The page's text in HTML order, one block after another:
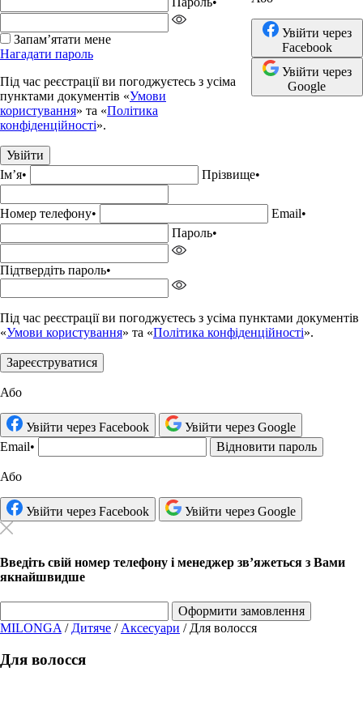
Запамʼятати мене
Нагадати пароль
Під час реєстрації ви погоджуєтесь з усіма
пунктами документів «Умови
користування» та «Політика
конфіденційності».
Увійти
Увійти через
Facebook
Увійти через
Google
Імʼя• Прізвище•
Номер телефону• Email•
Пароль•
Підтвердіть пароль•
Під час реєстрації ви погоджуєтесь з усіма пунктами документів
«Умови користування» та «Політика конфіденційності».
Зареєструватися
Або
Увійти через Facebook
Увійти через Google
Email• Відновити пароль
Або
Увійти через Facebook Увійти через Google
Введіть свій номер телефону і менеджер зв’яжеться з Вами
якнайшвидше
Оформити замовлення
MILONGA / Дитяче / Аксесуари / Для волосся
Для волосся